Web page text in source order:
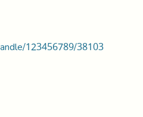
123456789/38103